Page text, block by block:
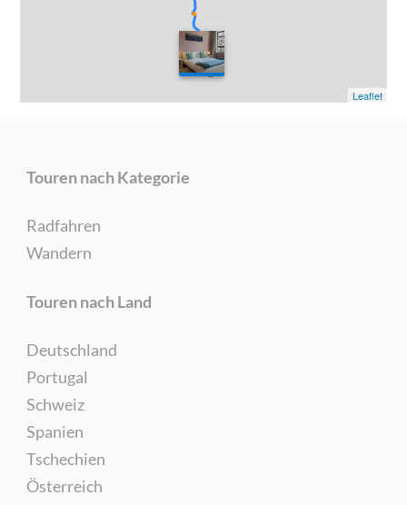
0
Leaflet
Touren nach Kategorie
Radfahren
Wandern
Touren nach Land
Deutschland
Portugal
Schweiz
Spanien
Tschechien
Österreich